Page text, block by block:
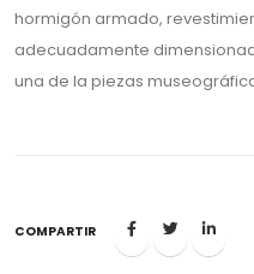
hormigón armado,
adecuadamente
una de la piezas
COMPARTIR